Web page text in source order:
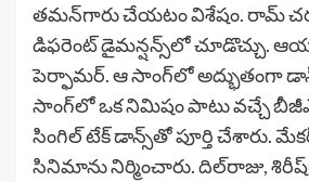
త‌మ‌న్‌గారు చేయ‌టం విశేషం. రామ్
డిఫ‌రెంట్ డైమ‌న్ష‌న్స్‌లో చూడొచ్చు.
పెర్ఫామ‌ర్‌. ఆ సాంగ్‌లో అద్భుతంగా
సాంగ్‌లో ఒక నిమిషం పాటు వ‌చ్చే
సింగిల్ టేక్ డాన్స్‌తో పూర్తి చేశారు.
సినిమాను నిర్మించారు. దిల్‌రాజు,